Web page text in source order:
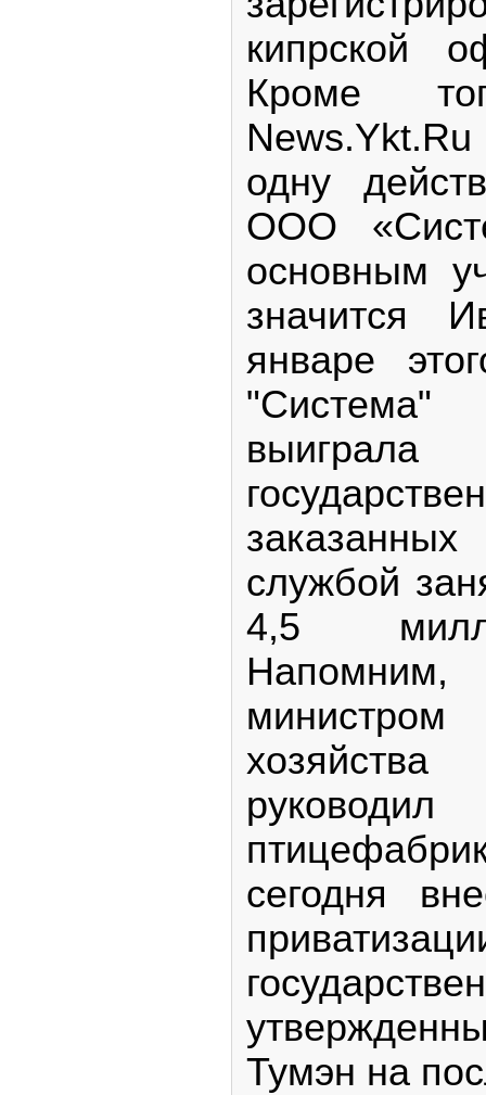
кипрской
Кроме
одну
ООО
основным
значится
январе
службой
4,5
руководил
сегодня
Тумэн на